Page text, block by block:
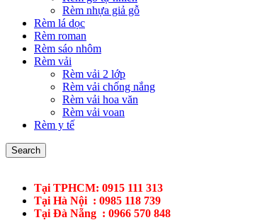
Rèm nhựa giả gỗ
Rèm lá dọc
Rèm roman
Rèm sáo nhôm
Rèm vải
Rèm vải 2 lớp
Rèm vải chống nắng
Rèm vải hoa văn
Rèm vải voan
Rèm y tế
Search
Tại TPHCM: 0915 111 313
Tại Hà Nội : 0985 118 739
Tại Đà Nẵng : 0966 570 848